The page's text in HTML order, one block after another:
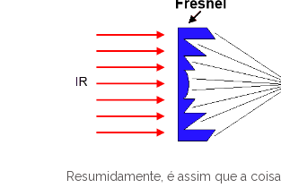
Resumidamente, é assim que a coisa